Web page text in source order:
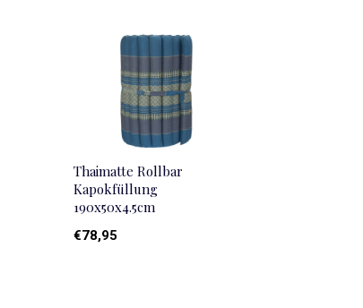
Thaimatte Rollbar
Kapokfüllung
190x50x4.5cm
€78,95